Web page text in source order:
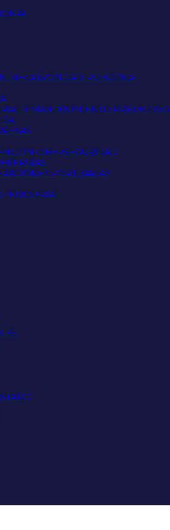
MECATRÓNICA Y ROBÓTICA
Y MANTENIMIENTO PREDICTIVO
CIBERSEGURIDAD
PORTUARIAS
INDUSTRIAL